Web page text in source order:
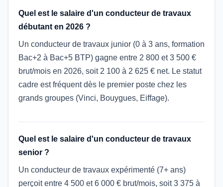
Quel est le salaire d'un conducteur de travaux
débutant en 2026 ?
Un conducteur de travaux junior (0 à 3 ans, formation
Bac+2 à Bac+5 BTP) gagne entre 2 800 et 3 500 €
brut/mois en 2026, soit 2 100 à 2 625 € net. Le statut
cadre est fréquent dès le premier poste chez les
grands groupes (Vinci, Bouygues, Eiffage).
Quel est le salaire d'un conducteur de travaux
senior ?
Un conducteur de travaux expérimenté (7+ ans)
perçoit entre 4 500 et 6 000 € brut/mois, soit 3 375 à